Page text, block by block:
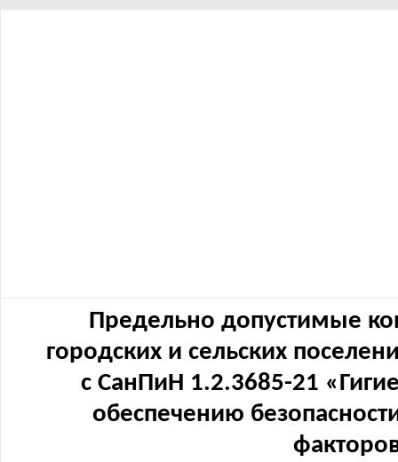
Предельно допустимые
городских и сельских
с СанПиН 1.2.3685-21
обеспечению